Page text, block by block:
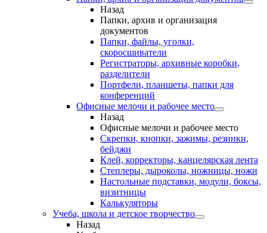
Назад
Папки, архив и организация
документов
Папки, файлы, уголки,
скоросшиватели
Регистраторы, архивные коробки,
разделители
Портфели, планшеты, папки для
конференций
Офисные мелочи и рабочее место
Назад
Офисные мелочи и рабочее место
Скрепки, кнопки, зажимы, резинки,
бейджи
Клей, корректоры, канцелярская лента
Степлеры, дыроколы, ножницы, ножи
Настольные подставки, модули, боксы,
визитницы
Калькуляторы
Учеба, школа и детское творчество
Назад